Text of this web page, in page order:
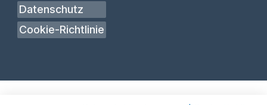
Datenschutz
Cookie-Richtlinie